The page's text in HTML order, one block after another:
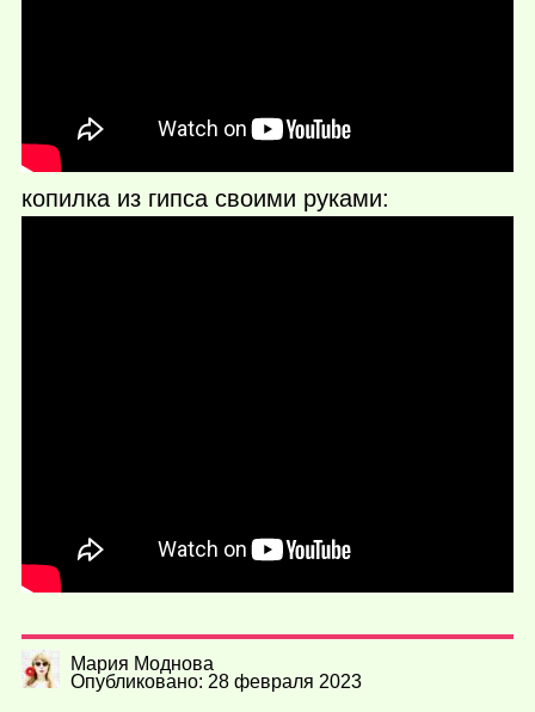
копилка из гипса своими руками:
Мария Моднова
Опубликовано: 28 февраля 2023